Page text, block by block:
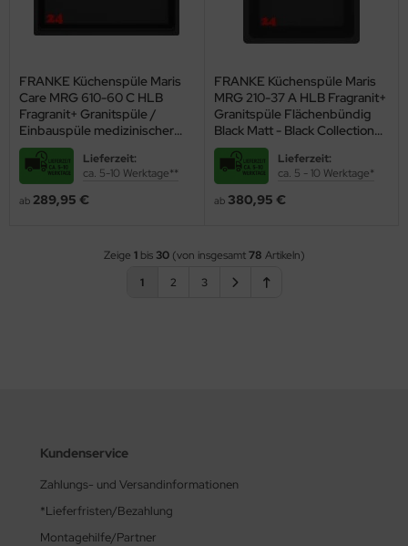
FRANKE Küchenspüle Maris
Care MRG 610-60 C HLB
Fragranit+ Granitspüle /
Einbauspüle medizinischer
Bereich unterfahrbar
Barrierefrei*Lieferzeit:
ca. 5-10 Werktage**
ab 289,95 €
FRANKE Küchenspüle Maris
MRG 210-37 A HLB Fragranit+
Granitspüle Flächenbündig
Black Matt - Black Collection
Siebkorb als Drehknopfventil
Lieferzeit:
ca. 5 - 10 Werktage*
ab 380,95 €
Zeige 1bis 30(von insgesamt78 Artikeln)
1
2 3
Kundenservice
Zahlungs- und Versandinformationen
*Lieferfristen/Bezahlung
Montagehilfe/Partner